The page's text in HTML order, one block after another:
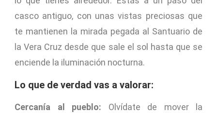
casco antiguo, con unas vistas preciosas que
te mantienen la mirada pegada al Santuario de
la Vera Cruz desde que sale el sol hasta que se
enciende la iluminación nocturna.
Lo que de verdad vas a valorar:
Cercanía al pueblo: Olvídate de mover la